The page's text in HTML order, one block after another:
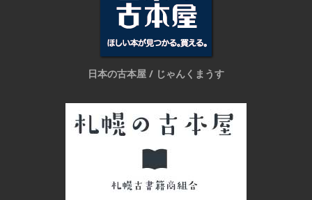
日本の古本屋 / じゃんくまうす